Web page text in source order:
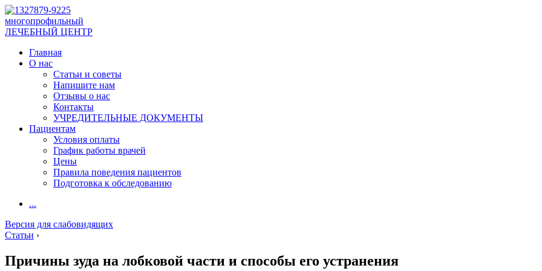
многопрофильный
ЛЕЧЕБНЫЙ ЦЕНТР
Главная
О нас
Статьи и советы
Напишите нам
Отзывы о нас
Контакты
УЧРЕДИТЕЛЬНЫЕ ДОКУМЕНТЫ
Пациентам
Условия оплаты
График работы врачей
Цены
Правила поведения пациентов
Подготовка к обследованию
...
Версия для слабовидящих
Статьи ›
Причины зуда на лобковой части и способы его устранения